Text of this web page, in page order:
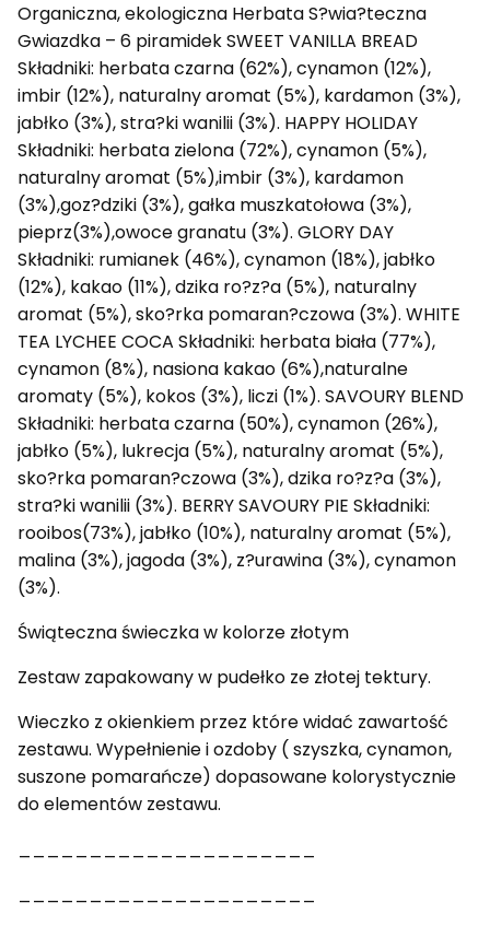
Organiczna, ekologiczna Herbata S?wia?teczna
Gwiazdka – 6 piramidek SWEET VANILLA BREAD
Składniki: herbata czarna (62%), cynamon (12%),
imbir (12%), naturalny aromat (5%), kardamon (3%),
jabłko (3%), stra?ki wanilii (3%). HAPPY HOLIDAY
Składniki: herbata zielona (72%), cynamon (5%),
naturalny aromat (5%),imbir (3%), kardamon
(3%),goz?dziki (3%), gałka muszkatołowa (3%),
pieprz(3%),owoce granatu (3%). GLORY DAY
Składniki: rumianek (46%), cynamon (18%), jabłko
(12%), kakao (11%), dzika ro?z?a (5%), naturalny
aromat (5%), sko?rka pomaran?czowa (3%). WHITE
TEA LYCHEE COCA Składniki: herbata biała (77%),
cynamon (8%), nasiona kakao (6%),naturalne
aromaty (5%), kokos (3%), liczi (1%). SAVOURY BLEND
Składniki: herbata czarna (50%), cynamon (26%),
jabłko (5%), lukrecja (5%), naturalny aromat (5%),
sko?rka pomaran?czowa (3%), dzika ro?z?a (3%),
stra?ki wanilii (3%). BERRY SAVOURY PIE Składniki:
rooibos(73%), jabłko (10%), naturalny aromat (5%),
malina (3%), jagoda (3%), z?urawina (3%), cynamon
(3%).
Świąteczna świeczka w kolorze złotym
Zestaw zapakowany w pudełko ze złotej tektury.
Wieczko z okienkiem przez które widać zawartość
zestawu. Wypełnienie i ozdoby ( szyszka, cynamon,
suszone pomarańcze) dopasowane kolorystycznie
do elementów zestawu.